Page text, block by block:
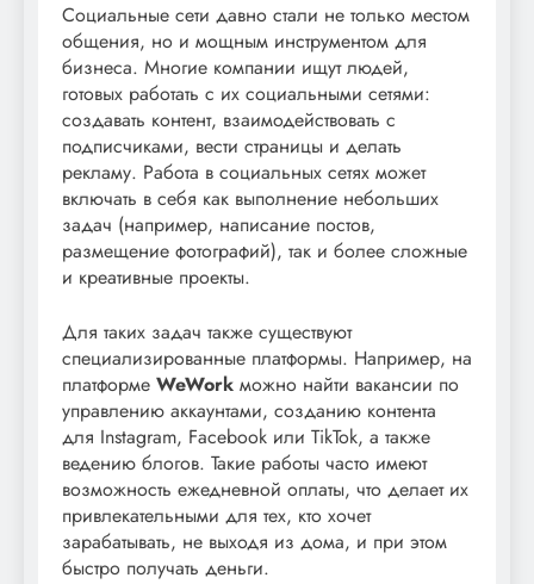
Социальные сети давно стали не только местом
общения, но и мощным инструментом для
бизнеса. Многие компании ищут людей,
готовых работать с их социальными сетями:
создавать контент, взаимодействовать с
подписчиками, вести страницы и делать
рекламу. Работа в социальных сетях может
включать в себя как выполнение небольших
задач (например, написание постов,
размещение фотографий), так и более сложные
и креативные проекты.
Для таких задач также существуют
специализированные платформы. Например, на
платформе WeWork можно найти вакансии по
управлению аккаунтами, созданию контента
для Instagram, Facebook или TikTok, а также
ведению блогов. Такие работы часто имеют
возможность ежедневной оплаты, что делает их
привлекательными для тех, кто хочет
зарабатывать, не выходя из дома, и при этом
быстро получать деньги.